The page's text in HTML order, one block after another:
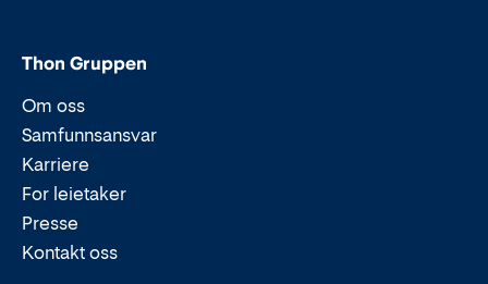
Thon Gruppen
Om oss
Samfunnsansvar
Karriere
For leietaker
Presse
Kontakt oss